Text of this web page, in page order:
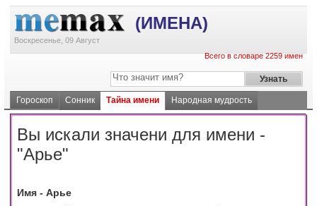
(ИМЕНА)
Воскресенье, 09 Август
Всего в словаре 2259 имен
Гороскоп Сонник Тайна имени Народная мудрость
Вы искали значени для имени -
"Арье"
Имя - Арье